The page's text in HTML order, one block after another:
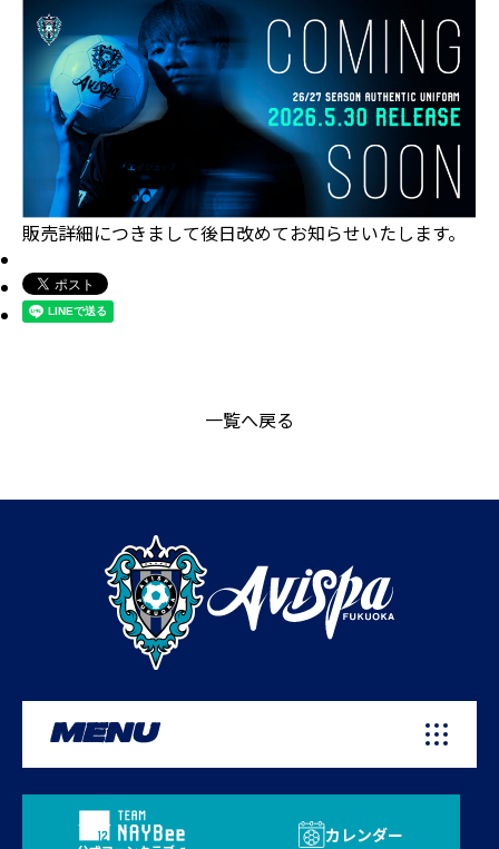
販売詳細につきまして後日改めてお知らせいたします。
一覧へ戻る
MENU
カレンダー